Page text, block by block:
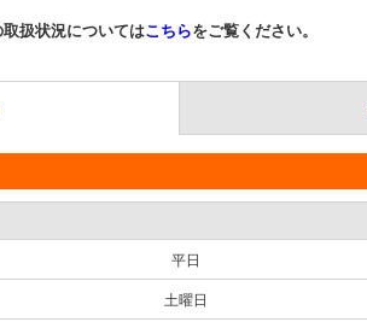
扱状況についてはこちらをご覧ください。
平日
土曜日